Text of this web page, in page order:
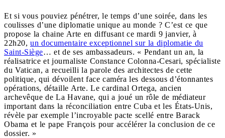
Et si vous pouviez pénétrer, le temps d’une soirée, dans les
coulisses d’une diplomatie unique au monde ? C’est ce que
propose la chaine Arte en diffusant ce mardi 9 janvier, à
22h20, un documentaire exceptionnel sur la diplomatie du
Saint-Siège… et de ses ambassadeurs. « Pendant un an, la
réalisatrice et journaliste Constance Colonna-Cesari, spécialiste
du Vatican, a recueilli la parole des architectes de cette
politique, qui dévoilent face caméra les dessous d’étonnantes
opérations, détaille Arte. Le cardinal Ortega, ancien
archevêque de La Havane, qui a joué un rôle de médiateur
important dans la réconciliation entre Cuba et les États-Unis,
révèle par exemple l’incroyable pacte scellé entre Barack
Obama et le pape François pour accélérer la conclusion de ce
dossier. »